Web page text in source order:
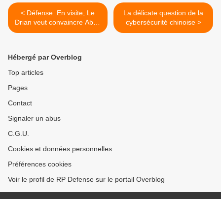
< Défense. En visite, Le
Drian veut convaincre Abou
Dhabi d’acheter Français
La délicate question de la
cybersécurité chinoise >
Hébergé par Overblog
Top articles
Pages
Contact
Signaler un abus
C.G.U.
Cookies et données personnelles
Préférences cookies
Voir le profil de RP Defense sur le portail Overblog